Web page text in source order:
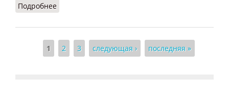
Подробнее
Страницы
1 2 3 следующая › последняя »